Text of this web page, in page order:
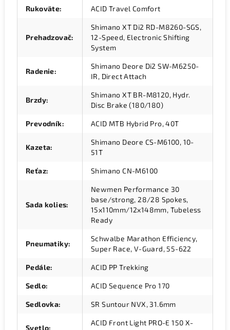
Rukoväte: ACID Travel Comfort
Prehadzovač:
Shimano XT Di2 RD-M8260-SGS,
12-Speed, Electronic Shifting
System
Radenie:
Shimano Deore Di2 SW-M6250-
IR, Direct Attach
Brzdy:
Shimano XT BR-M8120, Hydr.
Disc Brake (180/180)
Prevodník: ACID MTB Hybrid Pro, 40T
Kazeta:
Shimano Deore CS-M6100, 10-
51T
Reťaz: Shimano CN-M6100
Sada kolies:
Newmen Performance 30
base/strong, 28/28 Spokes,
15x110mm/12x148mm, Tubeless
Ready
Pneumatiky:
Schwalbe Marathon Efficiency,
Super Race, V-Guard, 55-622
Pedále: ACID PP Trekking
Sedlo: ACID Sequence Pro 170
Sedlovka: SR Suntour NVX, 31.6mm
Svetlo:
ACID Front Light PRO-E 150 X-